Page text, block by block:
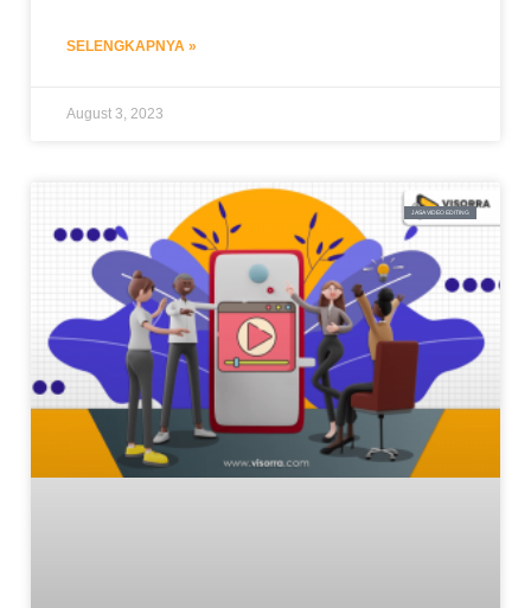
SELENGKAPNYA »
August 3, 2023
JASA VIDEO EDITING